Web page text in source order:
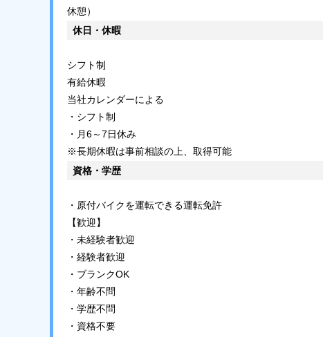
休憩）
休日・休暇
シフト制
有給休暇
当社カレンダーによる
・シフト制
・月6～7日休み
※長期休暇は事前相談の上、取得可能
資格・学歴
・原付バイクを運転できる運転免許
【歓迎】
・未経験者歓迎
・経験者歓迎
・ブランクOK
・年齢不問
・学歴不問
・資格不要